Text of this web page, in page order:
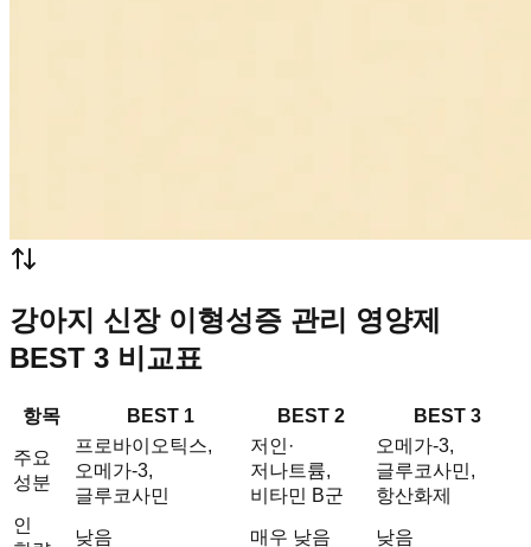
강아지 신장 이형성증 관리 영양제
BEST 3 비교표
항목 BEST 1 BEST 2 BEST 3
주요
성분
프로바이오틱스,
오메가-3,
글루코사민
저인·
저나트륨,
비타민 B군
오메가-3,
글루코사민,
항산화제
인
낮음 매우 낮음 낮음